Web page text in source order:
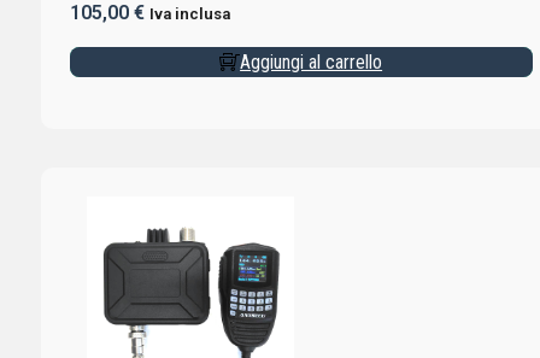
105,00 € Iva inclusa
Aggiungi al carrello